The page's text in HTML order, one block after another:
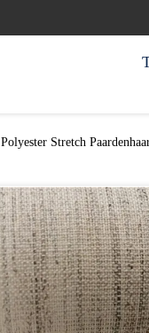
Polyester Stretch